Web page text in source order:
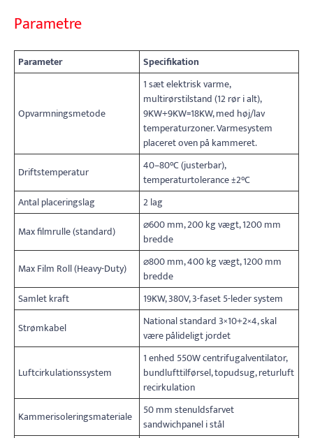
Parametre
Parameter Specifikation
Opvarmningsmetode
1 sæt elektrisk varme,
multirørstilstand (12 rør i alt),
9KW+9KW=18KW, med høj/lav
temperaturzoner. Varmesystem
placeret oven på kammeret.
Driftstemperatur
40–80°C (justerbar),
temperaturtolerance ±2°C
Antal placeringslag
2 lag
Max filmrulle (standard)
⌀600 mm, 200 kg vægt, 1200 mm
bredde
Max Film Roll (Heavy-Duty)
⌀800 mm, 400 kg vægt, 1200 mm
bredde
Samlet kraft
19KW, 380V, 3-faset 5-leder system
Strømkabel
National standard 3×10+2×4, skal
være pålideligt jordet
Luftcirkulationssystem
1 enhed 550W centrifugalventilator,
bundlufttilførsel, topudsug, returluft
recirkulation
Kammerisoleringsmateriale
50 mm stenuldsfarvet
sandwichpanel i stål